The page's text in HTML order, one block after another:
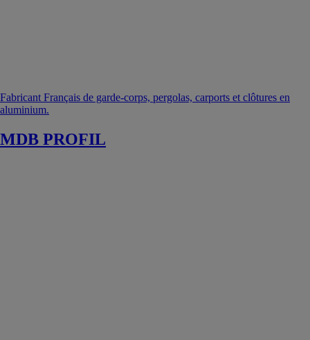
Fabricant Français de garde-corps, pergolas, carports et clôtures en
aluminium.
MDB PROFIL